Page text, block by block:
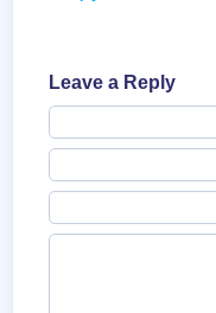
Leave a Reply